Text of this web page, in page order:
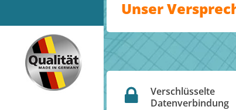
Unser
Verschlüsselte
Datenverbindung